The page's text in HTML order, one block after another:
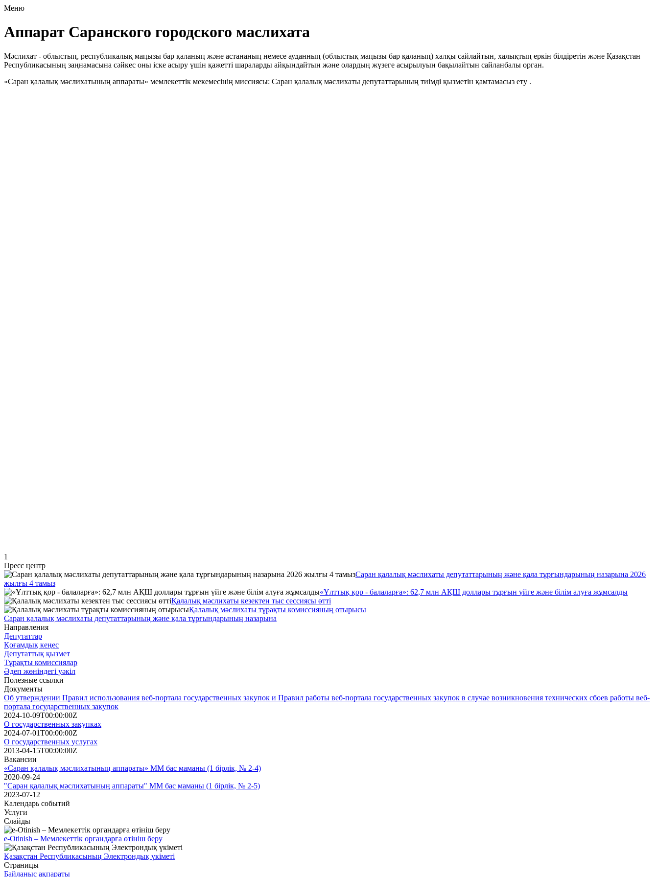
Меню
Аппарат Саранского городского маслихата
Мәслихат - облыстың, республикалық маңызы бар қаланың және астананың немесе ауданның (облыстық маңызы бар қаланың) халқы сайлайтын, халықтың еркін білдіретін және Қазақстан
Республикасының заңнамасына сәйкес оны іске асыру үшін қажетті шараларды айқындайтын және олардың жүзеге асырылуын бақылайтын сайланбалы орган.
«Саран қалалық мәслихатының аппараты» мемлекеттік мекемесінің миссиясы: Саран қалалық мәслихаты депутаттарының тиімді қызметін қамтамасыз ету .
1
Пресс центр
Саран қалалық мәслихаты депутаттарының және қала тұрғындарының назарына 2026
жылғы 4 тамыз
«Ұлттық қор - балаларға»: 62,7 млн АҚШ доллары тұрғын үйге және білім алуға жұмсалды
Қалалық мәслихаты кезектен тыс сессиясы өтті
Қалалық мәслихаты тұрақты комиссияның отырысы
Саран қалалық мәслихаты депутаттарының және қала тұрғындарының назарына
Направления
Депутаттар
Қоғамдық кеңес
Депутаттық қызмет
Тұрақты комиссиялар
Әдеп жөніндегі уәкіл
Полезные ссылки
Документы
Об утверждении Правил использования веб-портала государственных закупок и Правил работы веб-портала государственных закупок в случае возникновения технических сбоев работы веб-
портала государственных закупок
2024-10-09T00:00:00Z
О государственных закупках
2024-07-01T00:00:00Z
О государственных услугах
2013-04-15T00:00:00Z
Вакансии
«Саран қалалық мәслихатының аппараты» ММ бас маманы (1 бірлік, № 2-4)
2020-09-24
"Саран қалалық мәслихатының аппараты" ММ бас маманы (1 бірлік, № 2-5)
2023-07-12
Календарь событий
Услуги
Слайды
e-Otinish – Мемлекеттік органдарға өтініш беру
Қазақстан Республикасының Электрондық үкіметі
Страницы
Байланыс ақпараты